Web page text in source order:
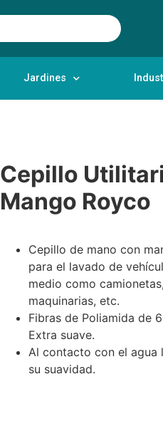
Jardines
Cepillo
Mango Royco
Cepillo de mano con
para el lavado de
medio como
maquinarias, etc.
Fibras de Poliamida de
Extra suave.
Al contacto con el agua
su suavidad.